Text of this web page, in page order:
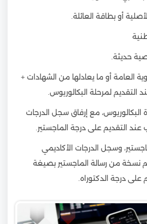
أو بطاقة العائلة.
العامة أو ما يعادلها من الشهادات +
التقديم لمرحلة البكالوريوس.
مع إرفاق سجل الدرجات
عند التقديم على درجة الماجستير.
وسجل الدرجات الأكاديمي
نسخة من رسالة الماجستير بصيغة